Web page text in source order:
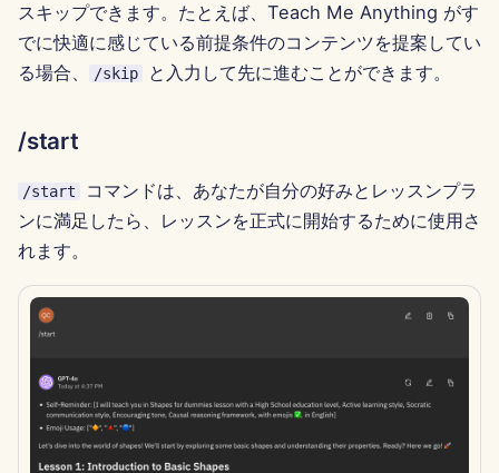
2024年8月23日
2024年8月16日
2024年8月9日
2024年8月2日
2024年7月26日
2024年7月12日
2024年6月28日
2024年6月21日
スキップできます。たとえば、Teach Me Anything がす
でに快適に感じている前提条件のコンテンツを提案してい
る場合、
/skip と入力して先に進むことができます。
/start
/start
コマンドは、あなたが自分の好みとレッスンプラ
ンに満足したら、レッスンを正式に開始するために使用さ
れます。